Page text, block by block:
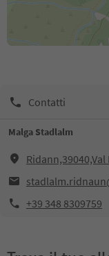
Contatti
Malga Stadlalm
Ridann,39040,Val
+39 348 8309759